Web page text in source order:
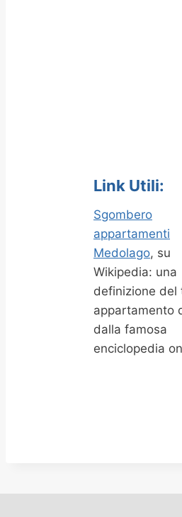
Link Utili:
Sgombero
appartamenti
Medolago, su
Wikipedia: una
definizione del
appartamento
dalla famosa
enciclopedia